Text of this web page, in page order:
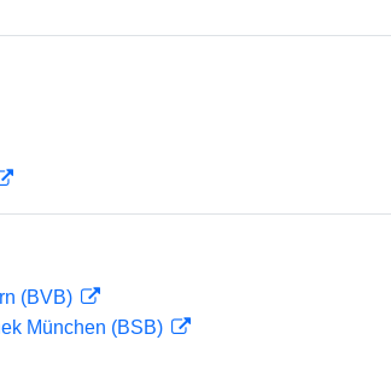
(BVB)
München (BSB)